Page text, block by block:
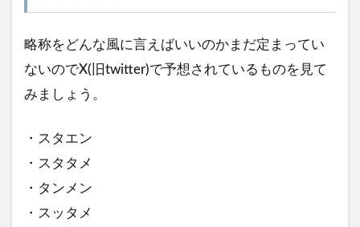
略称をどんな風に言えばいいのかまだ定まってい
ないのでX(旧twitter)で予想されているものを見て
みましょう。
・スタエン
・スタタメ
・タンメン
・スッタメ